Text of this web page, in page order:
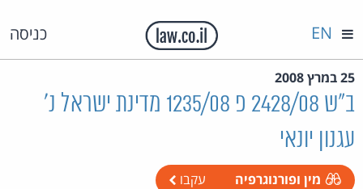
כניסה EN
25 במרץ 2008
ב"ש 2428/08 פ 1235/08 מדינת ישראל נ'
עגנון יונאי
מין ופורנוגרפיה עקבו